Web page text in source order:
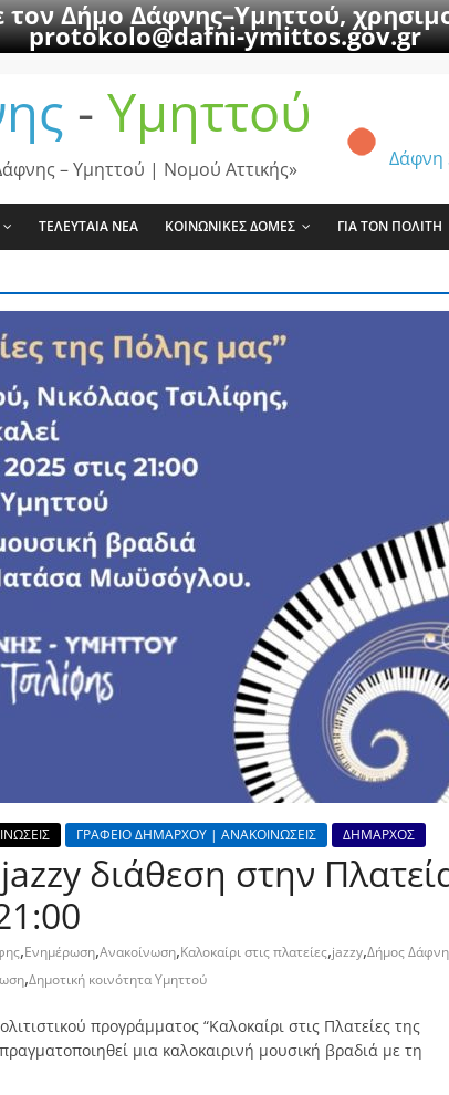
τον Δήμο Δάφνης–Υμηττού,
protokolo@dafni-ymittos.gov.gr
- Υμηττού
Δάφνη
– Υμηττού | Νομού Αττικής»
ΤΕΛΕΥΤΑΙΑ ΝΕΑ ΚΟΙΝΩΝΙΚΕΣ ΔΟΜΕΣ ΓΙΑ ΤΟΝ ΠΟΛΙΤΗ
ΓΡΑΦΕΙΟ ΔΗΜΑΡΧΟΥ | ΑΝΑΚΟΙΝΩΣΕΙΣ ΔΗΜΑΡΧΟΣ
διάθεση στην
,Ενημέρωση,Ανακοίνωση,Καλοκαίρι στις πλατείες,jazzy,Δήμος
,Δημοτική κοινότητα Υμηττού
προγράμματος “Καλοκαίρι στις Πλατείες της
μια καλοκαιρινή μουσική βραδιά με τη